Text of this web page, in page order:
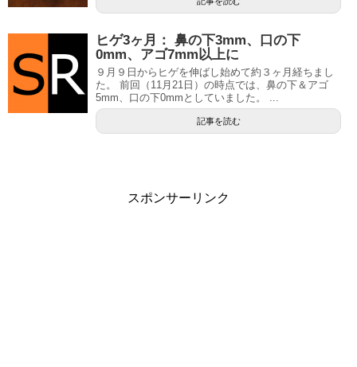
ヒゲ3ヶ月： 鼻の下3mm、口の下
0mm、アゴ7mm以上に
９月９日からヒゲを伸ばし始めて約３ヶ月経ちまし
た。 前回（11月21日）の時点では、鼻の下＆アゴ
5mm、口の下0mmとしていました。 ...
記事を読む
スポンサーリンク